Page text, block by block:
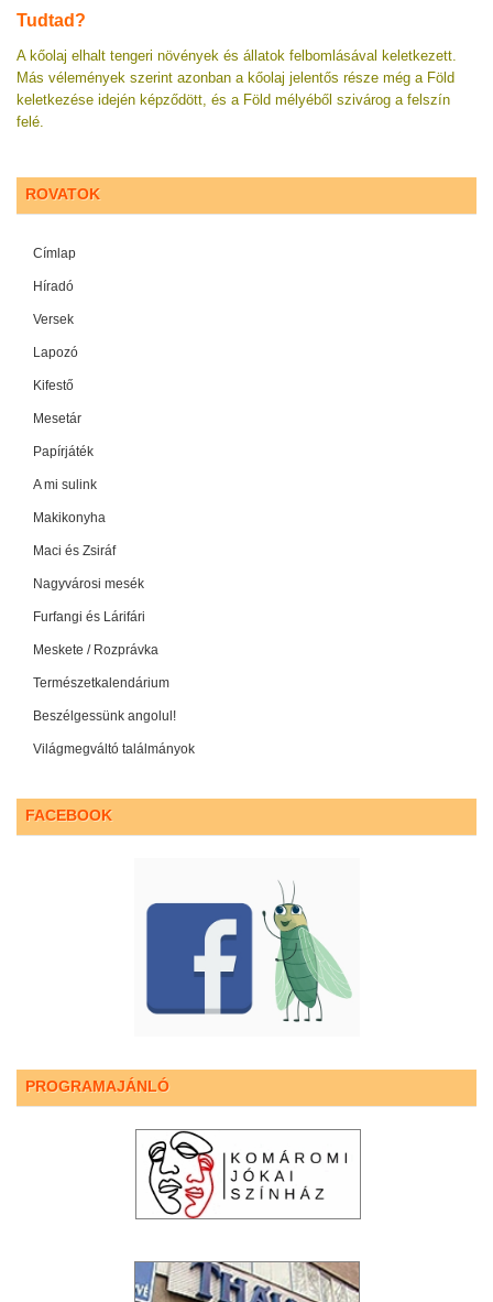
Tudtad?
A kőolaj elhalt tengeri növények és állatok felbomlásával keletkezett.
Más vélemények szerint azonban a kőolaj jelentős része még a Föld
keletkezése idején képződött, és a Föld mélyéből szivárog a felszín
felé.
ROVATOK
Címlap
Híradó
Versek
Lapozó
Kifestő
Mesetár
Papírjáték
A mi sulink
Makikonyha
Maci és Zsiráf
Nagyvárosi mesék
Furfangi és Lárifári
Meskete / Rozprávka
Természetkalendárium
Beszélgessünk angolul!
Világmegváltó találmányok
FACEBOOK
PROGRAMAJÁNLÓ